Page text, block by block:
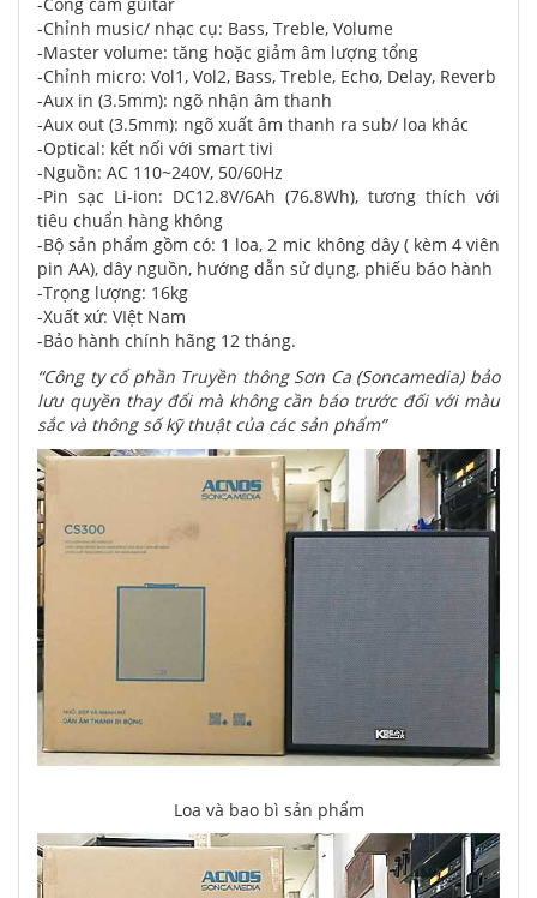
-Chỉnh music/ nhạc cụ: Bass, Treble, Volume
-Master volume: tăng hoặc giảm âm lượng tổng
-Chỉnh micro: Vol1, Vol2, Bass, Treble, Echo, Delay, Reverb
-Aux in (3.5mm): ngõ nhận âm thanh
-Aux out (3.5mm): ngõ xuất âm thanh ra sub/ loa khác
-Optical: kết nối với smart tivi
-Nguồn: AC 110~240V, 50/60Hz
-Pin sạc Li-ion: DC12.8V/6Ah (76.8Wh), tương thích với
tiêu chuẩn hàng không
-Bộ sản phẩm gồm có: 1 loa, 2 mic không dây ( kèm 4 viên
pin AA), dây nguồn, hướng dẫn sử dụng, phiếu báo hành
-Trọng lượng: 16kg
-Xuất xứ: VIệt Nam
-Bảo hành chính hãng 12 tháng.
“Công ty cổ phần Truyền thông Sơn Ca (Soncamedia) bảo
lưu quyền thay đổi mà không cần báo trước đối với màu
sắc và thông số kỹ thuật của các sản phẩm”
Loa và bao bì sản phẩm